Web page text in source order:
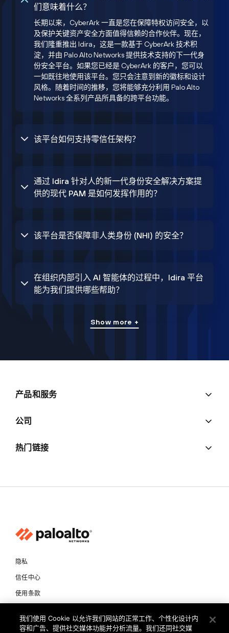
们意味着什么？
长期以来，CyberArk 一直是您在保障特权访问安全，以
及保护关键资产安全方面值得信赖的合作伙伴。现在，
我们隆重推出 Idira，这是一款基于 CyberArk 技术积
淀，并由 Palo Alto Networks 提供技术支持的下一代身
份安全平台。如果您已经是 CyberArk 的客户，您可以
一如既往地使用该平台。您只会注意到新的徽标和设计
风格。随着时间的推移，您将能够充分利用 Palo Alto
Networks 全系列产品所具备的跨平台功能。
该平台如何支持零信任架构？
通过 Idira 针对人的新一代身份安全解决方案提
供的现代 PAM 是如何发挥作用的？
该平台是否保障非人类身份 (NHI) 的安全？
在组织内部引入 AI 智能体的过程中，Idira 平台
能为我们提供哪些帮助？
Show more +
产品和服务
公司
热门链接
隐私
信任中心
使用条款
我们使用 Cookie 以允许我们网站的正常工作、个性化设计内
容和广告、提供社交媒体功能并分析流量。我们还同社交媒